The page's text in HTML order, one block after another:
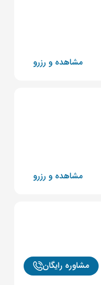
مشاهده و رزرو
مشاهده و رزرو
مشاوره رایگان